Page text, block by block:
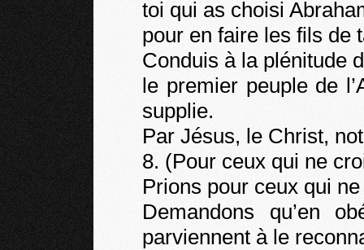
toi qui as choisi
pour en faire les fils de
Conduis à la plénitude
le premier peuple de
supplie.
Par Jésus, le Christ,
8. (Pour ceux qui ne
Prions pour ceux qui
Demandons qu’en
parviennent à le